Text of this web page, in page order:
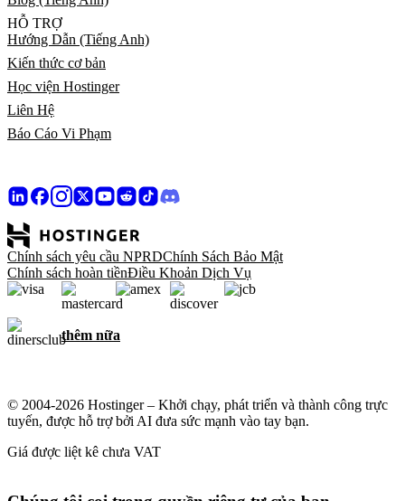
HỖ TRỢ
Hướng Dẫn (Tiếng Anh)
Kiến thức cơ bản
Học viện Hostinger
Liên Hệ
Báo Cáo Vi Phạm
Chính sách yêu cầu NPRDChính Sách Bảo Mật
Chính sách hoàn tiềnĐiều Khoản Dịch Vụ
thêm nữa
© 2004-2026 Hostinger – Khởi chạy, phát triển và thành công trực
tuyến, được hỗ trợ bởi AI đưa sức mạnh vào tay bạn.
Giá được liệt kê chưa VAT